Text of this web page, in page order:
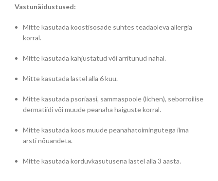
Vastunäidustused:
Mitte kasutada koostisosade suhtes teadaoleva allergia
korral.
Mitte kasutada kahjustatud või ärritunud nahal.
Mitte kasutada lastel alla 6 kuu.
Mitte kasutada psoriaasi, sammaspoole (lichen), seborroilise
dermatiidi või muude peanaha haiguste korral.
Mitte kasutada koos muude peanahatoimingutega ilma
arsti nõuandeta.
Mitte kasutada korduvkasutusena lastel alla 3 aasta.